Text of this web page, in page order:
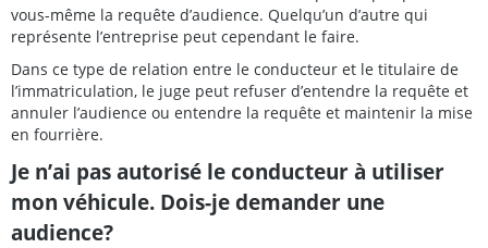
vous-même la requête d’audience. Quelqu’un d’autre qui
représente l’entreprise peut cependant le faire.
Dans ce type de relation entre le conducteur et le titulaire de
l’immatriculation, le juge peut refuser d’entendre la requête et
annuler l’audience ou entendre la requête et maintenir la mise
en fourrière.
Je n’ai pas autorisé le conducteur à utiliser
mon véhicule. Dois-je demander une
audience?